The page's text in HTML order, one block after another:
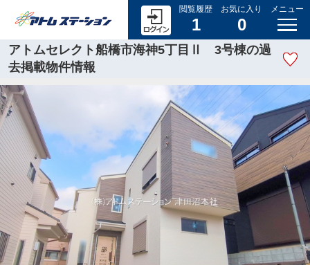
閲覧履歴
1
お気に入り
0
メニュー
アトムセレクト船橋市海神5丁目Ⅱ 3号棟の過
去掲載物件情報